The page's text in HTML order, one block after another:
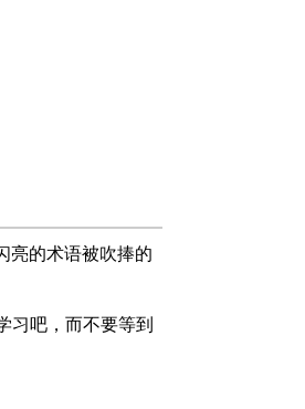
亮的术语被吹捧的
习吧，而不要等到